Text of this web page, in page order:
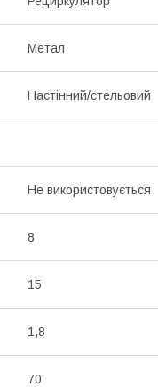
Метал
Настінний/стельовий
Не використовується
8
15
1,8
70